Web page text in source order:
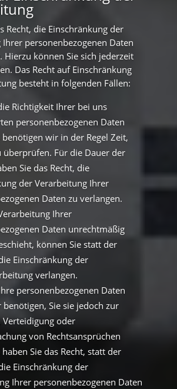
Recht, die Einschränkung der
personenbezogenen Daten
Hierzu können Sie sich jederzeit
Das Recht auf Einschränkung
besteht in folgenden Fällen:
Richtigkeit Ihrer bei uns
personenbezogenen Daten
wir in der Regel Zeit,
überprüfen. Für die Dauer der
Sie das Recht, die
der Verarbeitung Ihrer
Daten zu verlangen.
Ihrer
Daten unrechtmäßig
können Sie statt der
Einschränkung der
verlangen.
personenbezogenen Daten
Sie sie jedoch zur
Verteidigung oder
von Rechtsansprüchen
Sie das Recht, statt der
Einschränkung der
Ihrer personenbezogenen Daten